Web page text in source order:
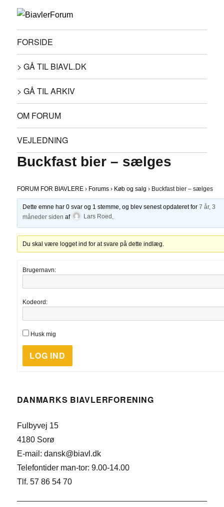
FORSIDE
> GÅ TIL BIAVL.DK
> GÅ TIL ARKIV
OM FORUM
VEJLEDNING
Buckfast bier – sælges
FORUM FOR BIAVLERE › Forums › Køb og salg › Buckfast bier – sælges
Dette emne har 0 svar og 1 stemme, og blev senest opdateret for 7 år, 3
måneder siden af Lars Roed
Du skal være logget ind for at svare på dette indlæg.
Brugernavn:
Kodeord:
Husk mig
LOG IND
DANMARKS BIAVLERFORENING
Fulbyvej 15
4180 Sorø
E-mail: dansk@biavl.dk
Telefontider man-tor: 9.00-14.00
Tlf. 57 86 54 70